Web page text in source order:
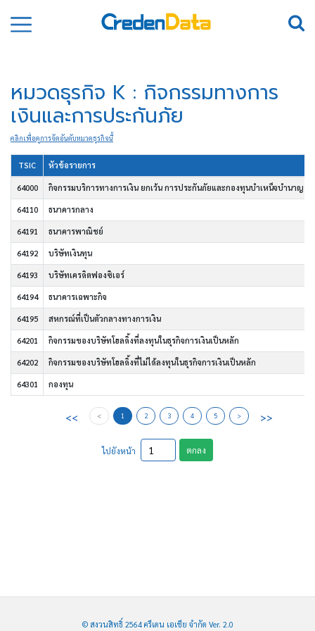
หมวดธุรกิจ K : กิจกรรมทางการ
เงินและการประกันภัย
คลิกเพื่อดูการจัดอันดับหมวดธุรกิจนี้
TSIC หัวข้อรายการ
64000 กิจกรรมบริการทางการเงิน ยกเว้น การประกันภัยและกองทุนบำเหน็จบำนาญ
64110 ธนาคารกลาง
64191 ธนาคารพาณิชย์
64192 บริษัทเงินทุน
64193 บริษัทเครดิตฟองซิเอร์
64194 ธนาคารเฉพาะกิจ
64195 สหกรณ์ที่เป็นตัวกลางทางการเงิน
64201 กิจกรรมของบริษัทโฮลดิ้งที่ลงทุนในธุรกิจการเงินเป็นหลัก
64202 กิจกรรมของบริษัทโฮลดิ้งที่ไม่ได้ลงทุนในธุรกิจการเงินเป็นหลัก
64301 กองทุน
<< < 1 2 3 4 5 > >>
ไปยังหน้า ตกลง
© สงวนสิทธิ์ 2564 ครีเดน เอเชีย จำกัด Ver. 2.0